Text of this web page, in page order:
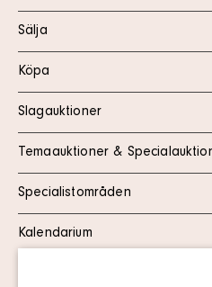
Sälja
Köpa
Slagauktioner
Temaauktioner &
Specialistområden
Kalendarium